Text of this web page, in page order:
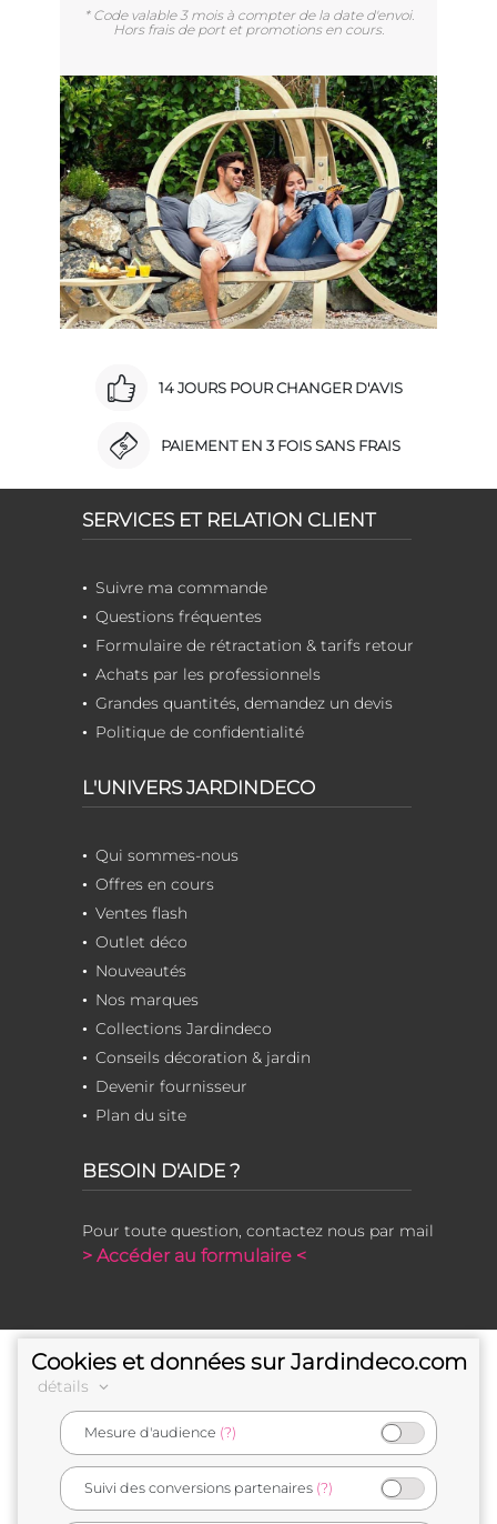
* Code valable 3 mois à compter de la date d'envoi.
Hors frais de port et promotions en cours.
14 JOURS POUR CHANGER D'AVIS
PAIEMENT EN 3 FOIS SANS FRAIS
SERVICES ET RELATION CLIENT
Suivre ma commande
Questions fréquentes
Formulaire de rétractation & tarifs retour
Achats par les professionnels
Grandes quantités, demandez un devis
Politique de confidentialité
L'UNIVERS JARDINDECO
Qui sommes-nous
Offres en cours
Ventes flash
Outlet déco
Nouveautés
Nos marques
Collections Jardindeco
Conseils décoration & jardin
Devenir fournisseur
Plan du site
BESOIN D'AIDE ?
Pour toute question, contactez nous par mail
> Accéder au formulaire <
e-commerçant français
Cookies et données sur Jardindeco.com
détails
Mesure d'audience (?)
Suivi des conversions partenaires (?)